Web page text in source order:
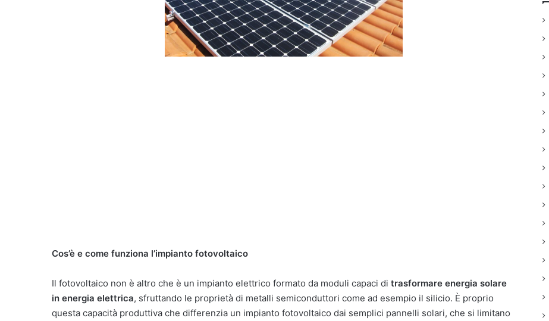
Cos’è e come funziona l’impianto fotovoltaico
Il fotovoltaico non è altro che è un impianto elettrico formato da moduli capaci di trasformare energia solare
in energia elettrica, sfruttando le proprietà di metalli semiconduttori come ad esempio il silicio. È proprio
questa capacità produttiva che differenzia un impianto fotovoltaico dai semplici pannelli solari, che si limitano